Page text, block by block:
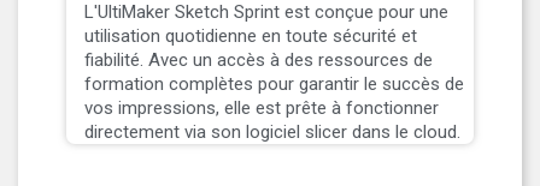
L'UltiMaker Sketch Sprint est conçue pour une
utilisation quotidienne en toute sécurité et
fiabilité. Avec un accès à des ressources de
formation complètes pour garantir le succès de
vos impressions, elle est prête à fonctionner
directement via son logiciel slicer dans le cloud.